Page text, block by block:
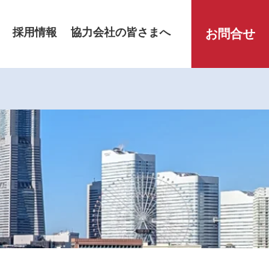
採用情報 協力会社の皆さまへ お問合せ